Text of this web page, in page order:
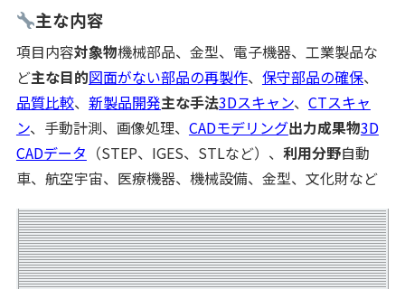
主な内容
項目内容対象物機械部品、金型、電子機器、工業製品な
ど主な目的図面がない部品の再製作、 保守部品の確保、
品質比較、 新製品開発主な手法3Dスキャン、 CTスキャ
ン、手動計測、画像処理、 CADモデリング出力成果物3D
CADデータ （STEP、IGES、STLなど）、 利用分野自動
車、航空宇宙、医療機器、機械設備、金型、文化財など